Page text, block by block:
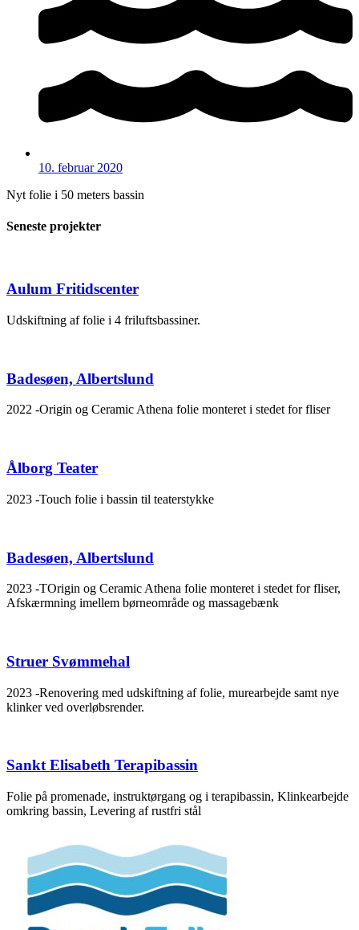
10. februar 2020
Nyt folie i 50 meters bassin
Seneste projekter
Aulum Fritidscenter
Udskiftning af folie i 4 friluftsbassiner.
Badesøen, Albertslund
2022 -Origin og Ceramic Athena folie monteret i stedet for fliser
Ålborg Teater
2023 -Touch folie i bassin til teaterstykke
Badesøen, Albertslund
2023 -TOrigin og Ceramic Athena folie monteret i stedet for fliser,
Afskærmning imellem børneområde og massagebænk
Struer Svømmehal
2023 -Renovering med udskiftning af folie, murearbejde samt nye
klinker ved overløbsrender.
Sankt Elisabeth Terapibassin
Folie på promenade, instruktørgang og i terapibassin, Klinkearbejde
omkring bassin, Levering af rustfri stål